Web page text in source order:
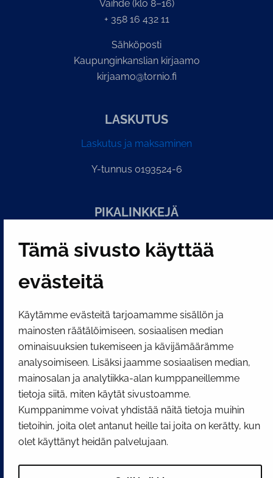
Tämä sivusto käyttää
evästeitä
Käytämme evästeitä tarjoamamme sisällön ja
mainosten räätälöimiseen, sosiaalisen median
ominaisuuksien tukemiseen ja kävijämäärämme
analysoimiseen. Lisäksi jaamme sosiaalisen median,
mainosalan ja analytiikka-alan kumppaneillemme
tietoja siitä, miten käytät sivustoamme.
Kumppanimme voivat yhdistää näitä tietoja muihin
tietoihin, joita olet antanut heille tai joita on kerätty, kun
olet käyttänyt heidän palvelujaan.
Vaihde (klo 8–16)
+ 358 16 432 11
Sähköposti
Kaupunginkanslian kirjaamo
kirjaamo@tornio.fi
LASKUTUS
Laskutus ja maksaminen
Y-tunnus 0193524-6
PI­KA­LINK­KE­JÄ
Näytä evästeasetukseni
SOSIAALINEN MEDIA